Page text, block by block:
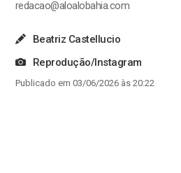
redacao@aloalobahia.com
Beatriz Castellucio
Reprodução/Instagram
Publicado em 03/06/2026 às 20:22